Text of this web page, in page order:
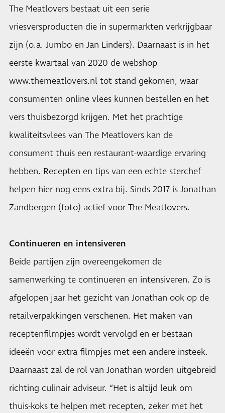
The Meatlovers bestaat uit een serie
vriesversproducten die in supermarkten verkrijgbaar
zijn (o.a. Jumbo en Jan Linders). Daarnaast is in het
eerste kwartaal van 2020 de webshop
www.themeatlovers.nl tot stand gekomen, waar
consumenten online vlees kunnen bestellen en het
vers thuisbezorgd krijgen. Met het prachtige
kwaliteitsvlees van The Meatlovers kan de
consument thuis een restaurant-waardige ervaring
hebben. Recepten en tips van een echte sterchef
helpen hier nog eens extra bij. Sinds 2017 is Jonathan
Zandbergen (foto) actief voor The Meatlovers.
Continueren en intensiveren
Beide partijen zijn overeengekomen de
samenwerking te continueren en intensiveren. Zo is
afgelopen jaar het gezicht van Jonathan ook op de
retailverpakkingen verschenen. Het maken van
receptenfilmpjes wordt vervolgd en er bestaan
ideeën voor extra filmpjes met een andere insteek.
Daarnaast zal de rol van Jonathan worden uitgebreid
richting culinair adviseur. “Het is altijd leuk om
thuis-koks te helpen met recepten, zeker met het